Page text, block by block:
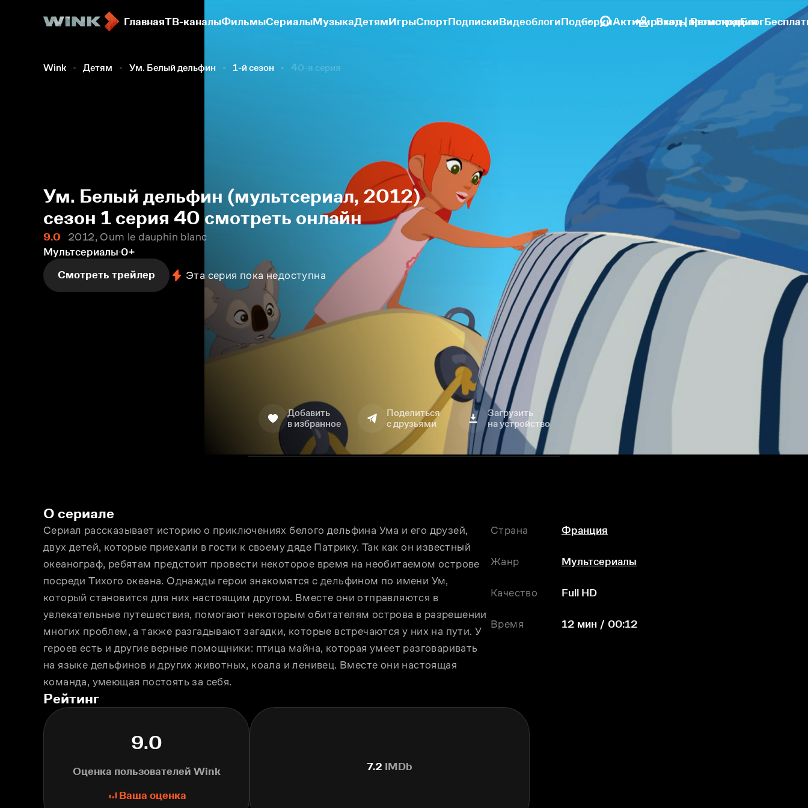
ГлавнаяТВ-каналыФильмыСериалыМузыкаДетямИгрыСпортПодпискиВидеоблогиПодборкиАктивировать промокодБлог
Вход | Регистрация
Wink Детям Ум. Белый дельфин 1-й сезон 40-я серия
Ум. Белый дельфин (мультсериал, 2012)
сезон 1 серия 40 смотреть онлайн
9.0
2012, Oum le dauphin blanc
Мультсериалы 0+
Смотреть трейлер
Эта серия пока недоступна
Добавить
в избранное
Поделиться
с друзьями
Загрузить
на устройство
О сериале
Сериал рассказывает историю о приключениях белого дельфина Ума и его друзей,
двух детей, которые приехали в гости к своему дяде Патрику. Так как он известный
океанограф, ребятам предстоит провести некоторое время на необитаемом острове
посреди Тихого океана. Однажды герои знакомятся с дельфином по имени Ум,
который становится для них настоящим другом. Вместе они отправляются в
увлекательные путешествия, помогают некоторым обитателям острова в разрешении
многих проблем, а также разгадывают загадки, которые встречаются у них на пути. У
героев есть и другие верные помощники: птица майна, которая умеет разговаривать
на языке дельфинов и других животных, коала и ленивец. Вместе они настоящая
команда, умеющая постоять за себя.
Страна Франция
Жанр Мультсериалы
Качество Full HD
Время 12 мин / 00:12
Рейтинг
9.0
Оценка пользователей Wink
Ваша оценка
7.2 IMDb